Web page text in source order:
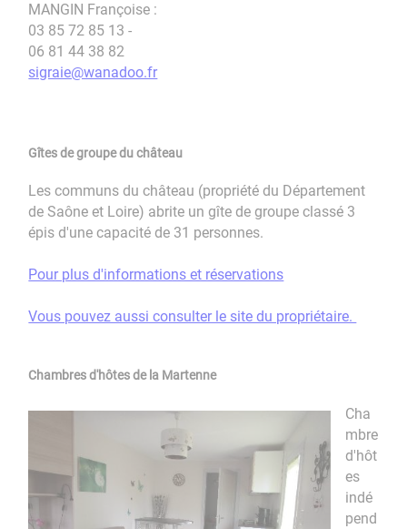
MANGIN Françoise :
03 85 72 85 13 -
06 81 44 38 82
sigraie@wanadoo.fr
Gîtes de groupe du château
Les communs du château (propriété du Département
de Saône et Loire) abrite un gîte de groupe classé 3
épis d'une capacité de 31 personnes.
Pour plus d'informations et réservations
Vous pouvez aussi consulter le site du propriétaire.
Chambres d'hôtes de la Martenne
Cha
mbre
d'hôt
es
indé
pend